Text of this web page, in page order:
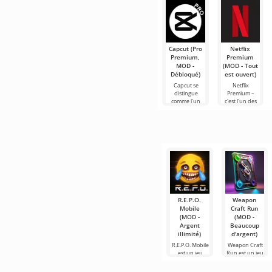
Roblox. Ce
Capcut (Pro
Premium,
MOD -
Débloqué)
Capcut se
distingue
comme l'un
Netflix
Premium
(MOD - Tout
est ouvert)
Netflix
Premium –
c'est l'un des
R.E.P.O.
Mobile
(MOD -
Argent
illimité)
R.E.P.O. Mobile
est un jeu
Weapon
Craft Run
(MOD -
Beaucoup
d'argent)
Weapon Craft
Run est un jeu